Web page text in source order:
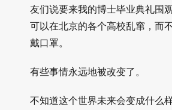
友们说要来我的博士毕业典礼围
可以在北京的各个高校乱窜，而
戴口罩。
有些事情永远地被改变了。
不知道这个世界未来会变成什么